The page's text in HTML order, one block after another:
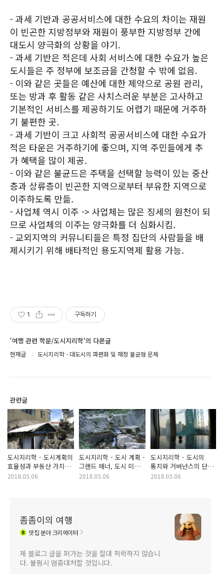
- 과세 기반과 공공서비스에 대한 수요의 차이는 재원
이 빈곤한 지방정부와 재원이 풍부한 지방정부 간에
대도시 양극화의 상황을 야기.
- 과세 기반은 적은데 사회 서비스에 대한 수요가 높은
도시들은 주 정부에 보조금을 간청할 수 밖에 없음.
- 이와 같은 곳들은 예산에 대한 제약으로 공원 관리,
또는 방과 후 활동 같은 사치스러운 부분은 고사하고
기본적인 서비스를 제공하기도 어렵기 때문에 거주하
기 불편한 곳.
- 과세 기반이 크고 사회적 공공서비스에 대한 수요가
적은 타운은 거주하기에 좋으며, 지역 주민들에게 추
가 혜택을 많이 제공.
- 이와 같은 불균드은 주택을 선택할 능력이 있는 중산
층과 상류층이 빈곤한 지역으로부터 부유한 지역으로
이주하도록 만듦.
- 사업체 역시 이주 -> 사업체는 많은 징세의 원천이 되
므로 사업체의 이주는 양극화를 더 심화시킴.
- 교외지역의 커뮤니티들은 특정 집단의 사람들을 배
제시키기 위해 배타적인 용도지역제 활용 가능.
1 구독하기
'여행 관련 학문/도시지리학'의 다른글
현재글 도시지리학 - 대도시의 파편화 및 재정 불균형 문제
관련글
도시지리학 - 도시계획의
효율성과 부동산 가치
유지, 환경 보호
2018.05.06
도시지리학 - 도시 계획 -
그랜드 매너, 도시 미화
운동, 도시 실용주의
2018.05.06
도시지리학 - 도시의
통치와 거버넌스의 단계,
도시의 권력
2018.05.06
좀좀이의 여행
맛집분야 크리에이터
제 블로그 글을 퍼가는 것을 절대 허락하지 않습니
다. 불펌시 엄중대처할 것입니다.